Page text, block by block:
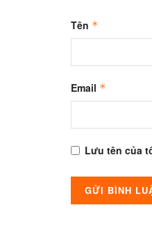
Tên *
Email *
Lưu tên của